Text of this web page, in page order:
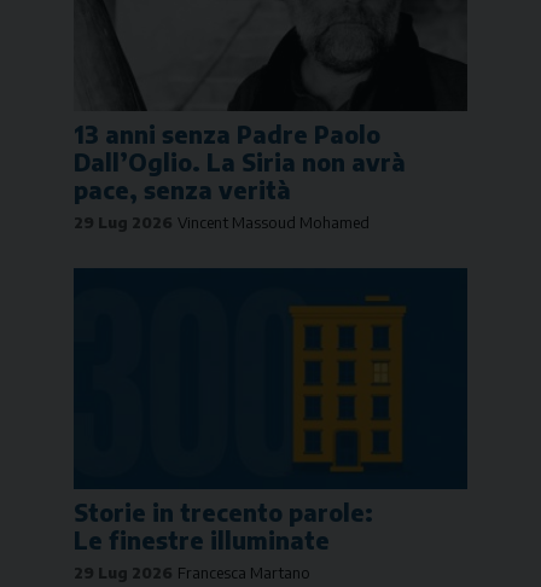
13 anni senza Padre Paolo
Dall’Oglio. La Siria non avrà
pace, senza verità
29 Lug 2026 Vincent Massoud Mohamed
Storie in trecento parole:
Le finestre illuminate
29 Lug 2026 Francesca Martano